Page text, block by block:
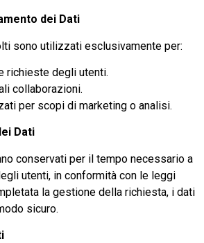
dei Dati
sono utilizzati esclusivamente per:
richieste degli utenti.
collaborazioni.
per scopi di marketing o analisi.
Dati
conservati per il tempo necessario a
utenti, in conformità con le leggi
la gestione della richiesta, i dati
sicuro.